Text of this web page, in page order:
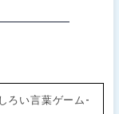
ろい言葉ゲーム-